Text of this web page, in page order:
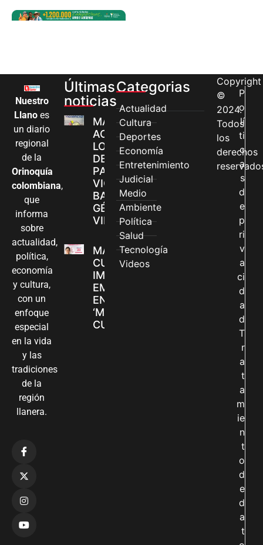
Nuestro
Llano es
un diario
regional
de la
Orinoquía
colombiana,
que
informa
sobre
actualidad,
política,
economía
y cultura,
con un
enfoque
especial
en la vida
y las
tradiciones
de la
región
llanera.
Últimas
noticias
MÁS MUJERES
ACCEDEN A
LOS CANALES
DE ATENCIÓN
PARA
VIOLENCIAS
BASADAS EN
GÉNERO EN
VILLAVICENCIO
MADRES
CUIDADORAS
IMPULSAN SUS
EMPRENDIMIENTOS
EN LA FERIA
‘MANOS QUE
CUIDAN Y CREAN’
Categorias
Actualidad
Cultura
Deportes
Economía
Entretenimiento
Judicial
Medio
Ambiente
Política
Salud
Tecnología
Videos
Copyright
©
2024.
Todos
los
derechos
P
o
lí
ti
c
a
s
d
e
p
ri
v
a
ci
d
a
d
T
r
a
t
a
m
ie
n
t
o
d
e
d
a
t